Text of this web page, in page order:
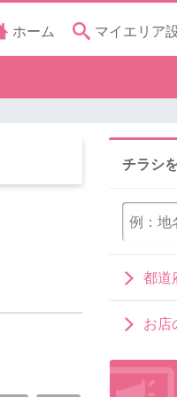
ホーム マイエリア
チラシ
都道
お店